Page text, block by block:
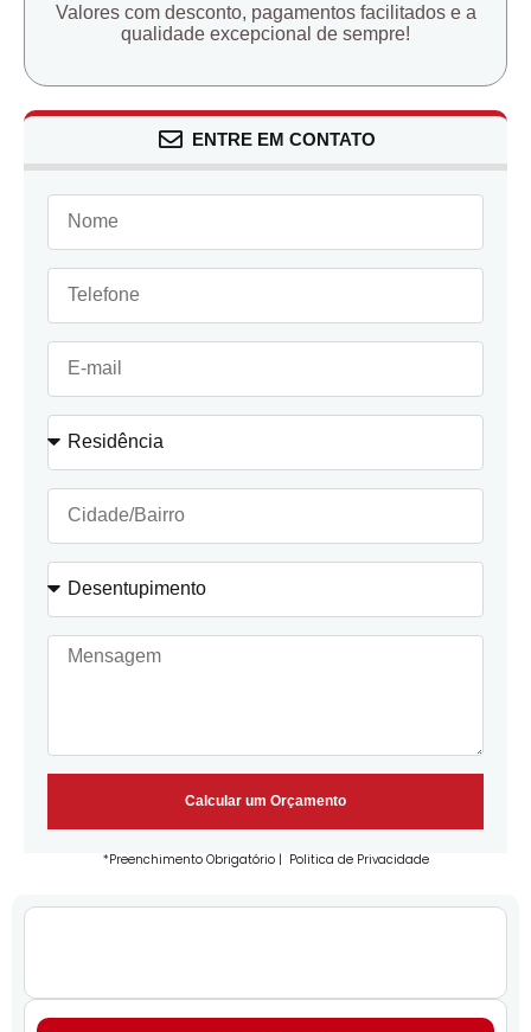
Valores com desconto, pagamentos facilitados e a
qualidade excepcional de sempre!
ENTRE EM CONTATO
Calcular um Orçamento
*Preenchimento Obrigatório | Politica de Privacidade